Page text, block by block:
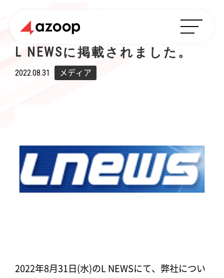
L NEWSに掲載されました。
2022.08.31 メディア
2022年8月31日(水)のL NEWSにて、弊社につい